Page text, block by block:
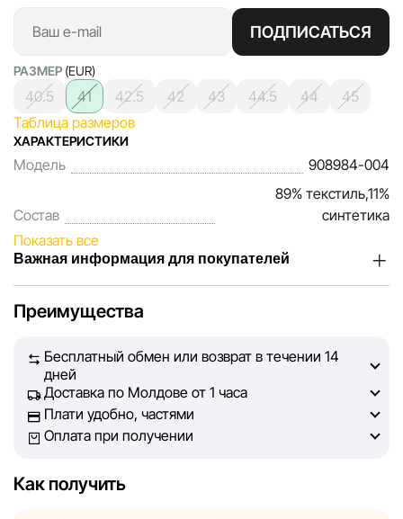
ПОДПИСАТЬСЯ
РАЗМЕР (EUR)
40.5 41 42.5 42 43 44.5 44
45
Таблица размеров
ХАРАКТЕРИСТИКИ
Модель 908984-004
Состав
89% текстиль,11%
синтетика
Показать все
Важная информация для покупателей
наших покупателей. Каждый день мы работаем над тем,
на сайте, была максимально полной, объективной и
актуальной. Наша цель — обеспечить вас достоверной
информацией, чтобы вы смогли принять лучшее
решение о покупке.
не может гарантировать абсолютную точность всех
Преимущества
Бесплатный обмен или возврат в течении 14
дней
Доставка по Молдове от 1 часа
Плати удобно, частями
Оплата при получении
Как получить